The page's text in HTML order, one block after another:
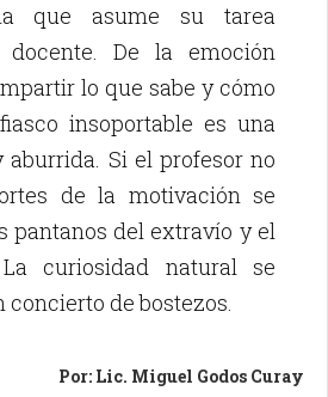
que asume su tarea
docente. De la emoción
lo que sabe y cómo
insoportable es una
aburrida. Si el profesor no
de la motivación se
pantanos del extravío y el
curiosidad natural se
concierto de bostezos.
Por: Lic. Miguel Godos Curay